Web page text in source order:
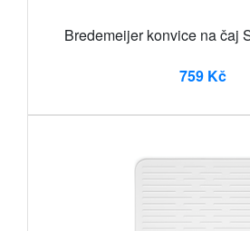
Bredemeijer konvice na čaj
759 Kč